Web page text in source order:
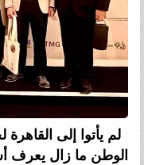
لم يأتوا إلى
الوطن ما زال يعرف